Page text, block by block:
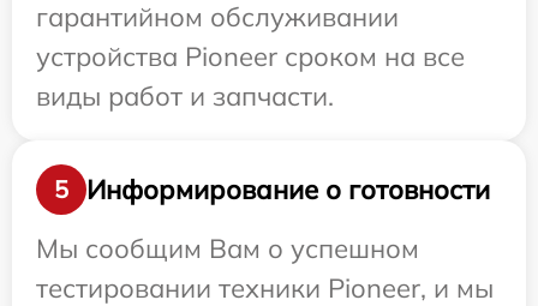
гарантийном обслуживании
устройства Pioneer сроком на все
виды работ и запчасти.
5
Информирование о готовности
Мы сообщим Вам о успешном
тестировании техники Pioneer, и мы